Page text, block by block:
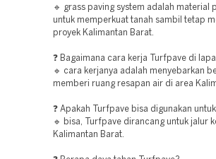
🔹 grass paving system adalah
untuk memperkuat tanah sambil tetap
proyek Kalimantan Barat.
❓ Bagaimana cara kerja Turfpave di
🔹 cara kerjanya adalah menyebarkan
memberi ruang resapan air di area
❓ Apakah Turfpave bisa digunakan
🔹 bisa, Turfpave dirancang untuk jalur
Kalimantan Barat.